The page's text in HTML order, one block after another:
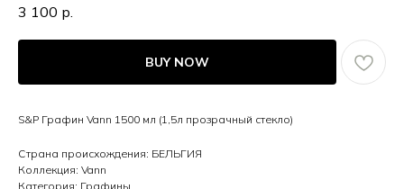
3 100 р.
BUY NOW
S&P Графин Vann 1500 мл (1,5л прозрачный стекло)
Страна происхождения: БЕЛЬГИЯ
Коллекция: Vann
Категория: Графины